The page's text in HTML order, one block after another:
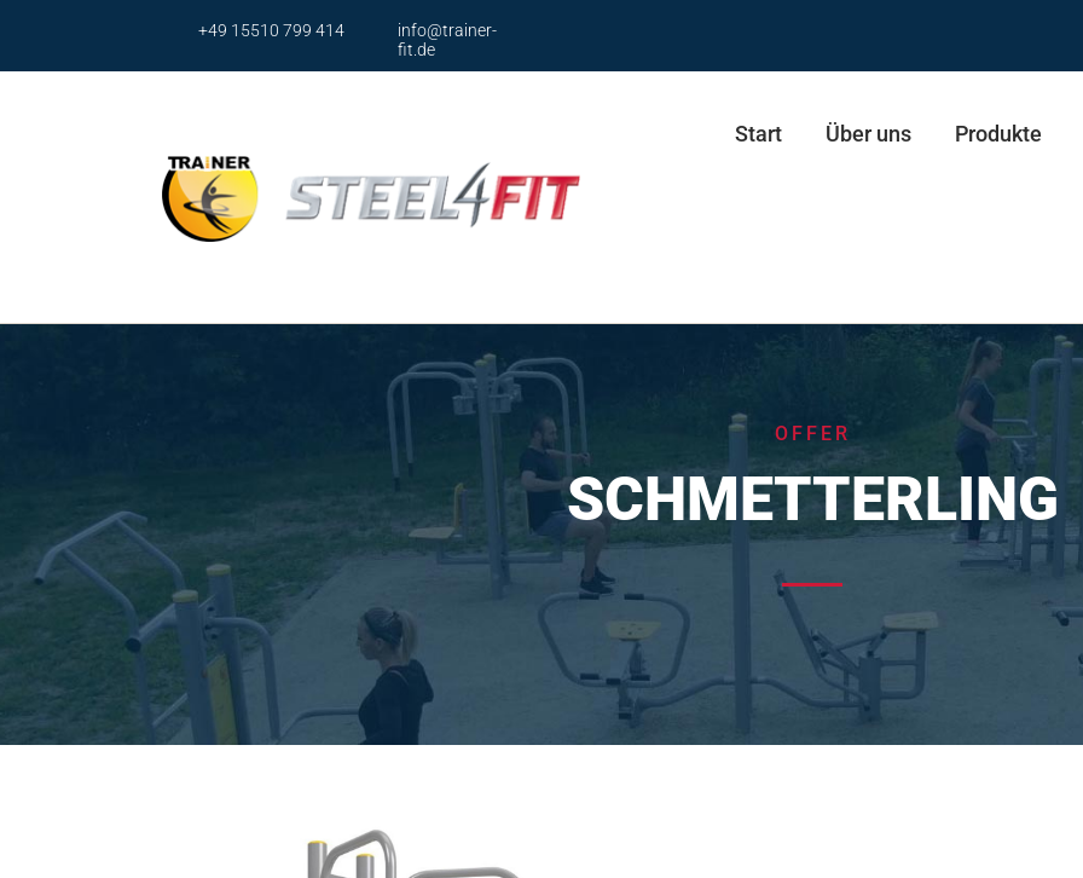
+49 15510 799 414
info@trainer-
fit.de
Start Über uns Produkte
Serie ECO
Brustpresse
Brusstpresse Duo
Armpresse
Armpresse Duo
Schultertrainer Duo
Stepper
Skifahrer
Skifahrer Duo
Adductor & Abductor
Fahrrad
Parallelbarren
Sitzruderer
OFFER
SCHMETTERLING